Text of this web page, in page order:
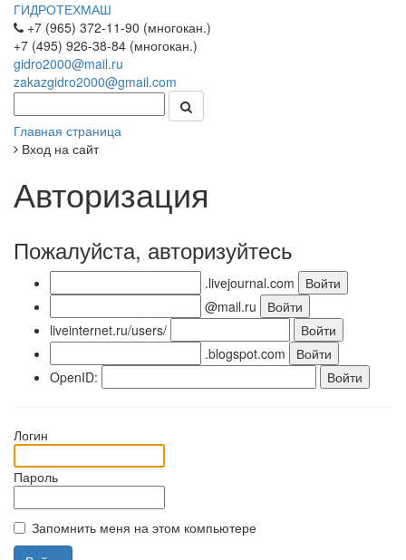
ГИДРОТЕХМАШ
+7 (965) 372-11-90 (многокан.)
+7 (495) 926-38-84 (многокан.)
gidro2000@mail.ru
zakazgidro2000@gmail.com
Главная страница
Вход на сайт
Авторизация
Пожалуйста, авторизуйтесь
.livejournal.com
@mail.ru
liveinternet.ru/users/
.blogspot.com
OpenID:
Логин
Пароль
Запомнить меня на этом компьютере